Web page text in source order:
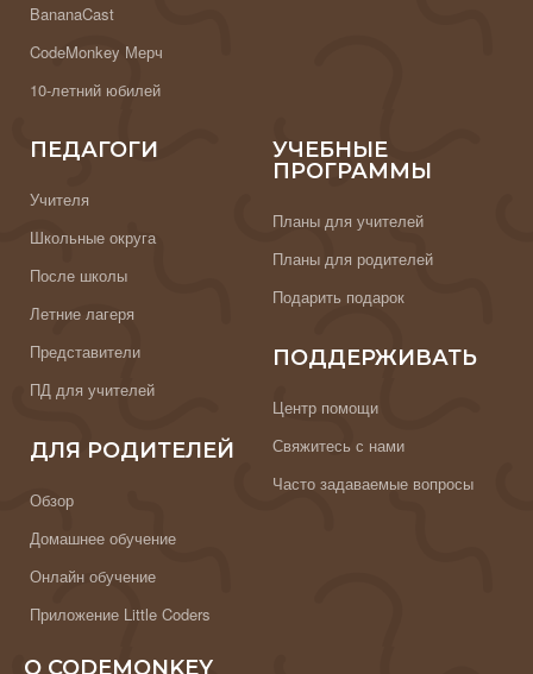
BananaCast
CodeMonkey Мерч
10-летний юбилей
ПЕДАГОГИ
Учителя
Школьные округа
После школы
Летние лагеря
Представители
ПД для учителей
ДЛЯ РОДИТЕЛЕЙ
Обзор
Домашнее обучение
Онлайн обучение
Приложение Little Coders
УЧЕБНЫЕ
ПРОГРАММЫ
Планы для учителей
Планы для родителей
Подарить подарок
ПОДДЕРЖИВАТЬ
Центр помощи
Свяжитесь с нами
Часто задаваемые вопросы
О CODEMONKEY